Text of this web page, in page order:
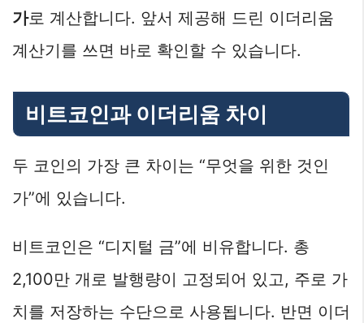
가로 계산합니다. 앞서 제공해 드린 이더리움
계산기를 쓰면 바로 확인할 수 있습니다.
비트코인과 이더리움 차이
두 코인의 가장 큰 차이는 “무엇을 위한 것인
가”에 있습니다.
비트코인은 “디지털 금”에 비유합니다. 총
2,100만 개로 발행량이 고정되어 있고, 주로 가
치를 저장하는 수단으로 사용됩니다. 반면 이더